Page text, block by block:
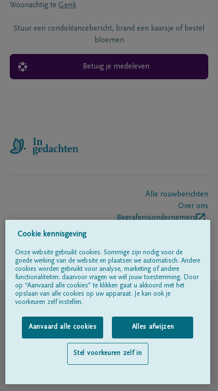
Woonachtig te Genk
Stuur een condoléancebericht, brand een kaarsje of bestel
bloemen
Betuig je medeleven
Alle rouwberichten
Over ons
Begrafenisondernemers
Volg ons op
© DELA
Gebruiksvoorwaarden
Privacyverklaring
Toegankelijkheidsverklaring
Cookie kennisgeving
Onze website gebruikt cookies. Sommige zijn nodig voor de
goede werking van de website en plaatsen we automatisch. Andere
cookies worden gebruikt voor analyse, marketing of andere
functionaliteiten; daarvoor vragen we wél jouw toestemming. Door
op “Aanvaard alle cookies” te klikken gaat u akkoord met het
opslaan van alle cookies op uw apparaat. Je kan ook je
voorkeuren zelf instellen.
Aanvaard alle cookies Alles afwijzen
Stel voorkeuren zelf in